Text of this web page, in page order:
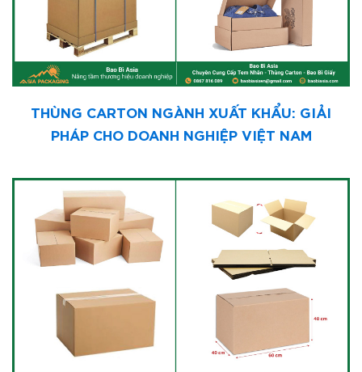
THÙNG CARTON NGÀNH XUẤT KHẨU: GIẢI
PHÁP CHO DOANH NGHIỆP VIỆT NAM